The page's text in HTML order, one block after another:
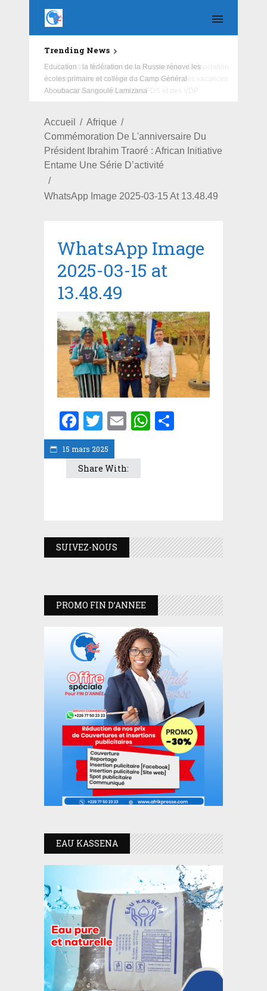
Trending News
Education : la fédération de la Russie rénove les
écoles primaire et collège du Camp Général
Aboubacar Sangoulé Lamizana
Accueil
Afrique
Commémoration De L'anniversaire Du
Président Ibrahim Traoré : African Initiative
Entame Une Série D’activité
WhatsApp Image 2025-03-15 At 13.48.49
15 mars 2025
WhatsApp Image
2025-03-15 at
13.48.49
Facebook
Twitter
EmailWhatsApp
Share With:
SUIVEZ-NOUS
PROMO FIN D’ANNEE
EAU KASSENA